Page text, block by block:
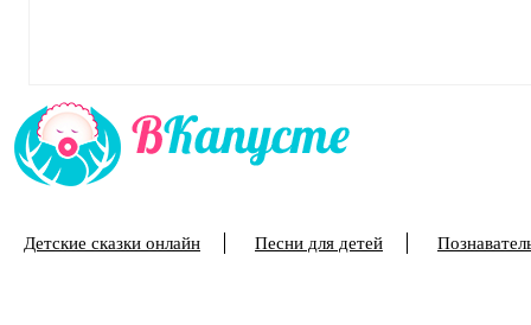
Детские сказки онлайн Песни для детей